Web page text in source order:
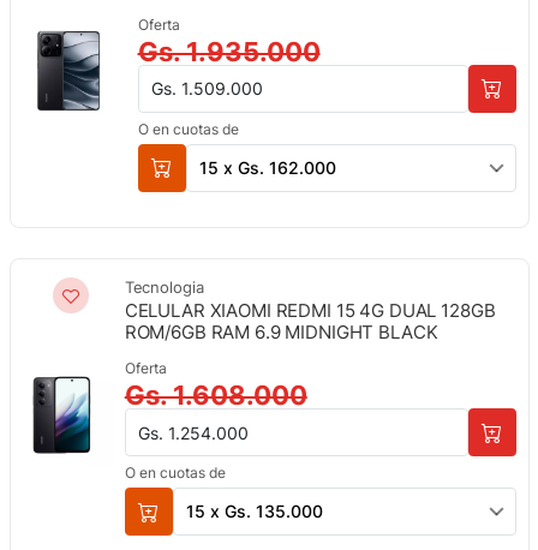
Oferta
Gs. 1.935.000
Gs. 1.509.000
O en cuotas de
15 x Gs. 162.000
Tecnologia
CELULAR XIAOMI REDMI 15 4G DUAL 128GB
ROM/6GB RAM 6.9 MIDNIGHT BLACK
Oferta
Gs. 1.608.000
Gs. 1.254.000
O en cuotas de
15 x Gs. 135.000